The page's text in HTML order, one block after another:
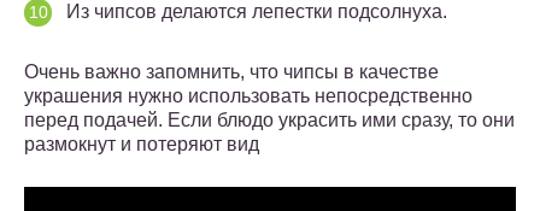
Из чипсов делаются лепестки подсолнуха.
Очень важно запомнить, что чипсы в качестве
украшения нужно использовать непосредственно
перед подачей. Если блюдо украсить ими сразу, то они
размокнут и потеряют вид